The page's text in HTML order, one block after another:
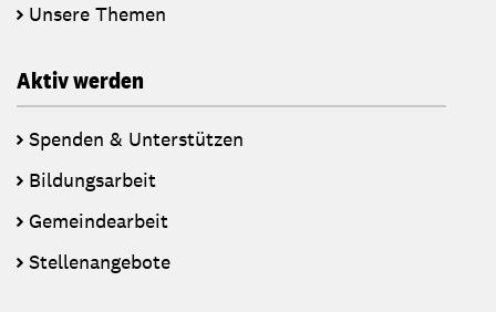
Unsere Themen
Aktiv werden
Spenden & Unterstützen
Bildungsarbeit
Gemeindearbeit
Stellenangebote